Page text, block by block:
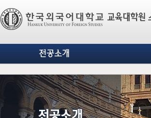
전공소개